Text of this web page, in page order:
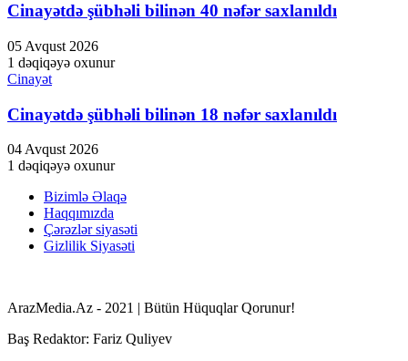
Cinayətdə şübhəli bilinən 40 nəfər saxlanıldı
05 Avqust 2026
1 dəqiqəyə oxunur
Cinayət
Cinayətdə şübhəli bilinən 18 nəfər saxlanıldı
04 Avqust 2026
1 dəqiqəyə oxunur
Bizimlə Əlaqə
Haqqımızda
Çərəzlər siyasəti
Gizlilik Siyasəti
ArazMedia.Az - 2021 | Bütün Hüquqlar Qorunur!
Baş Redaktor: Fariz Quliyev